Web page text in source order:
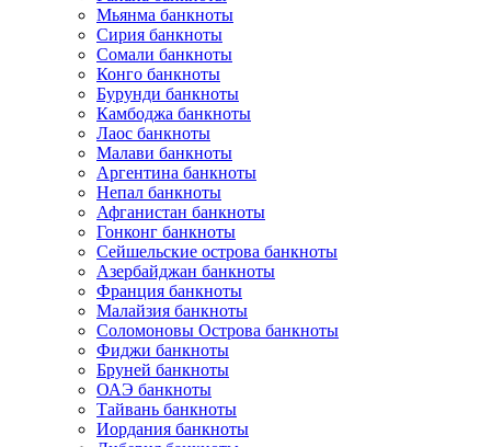
Мьянма банкноты
Сирия банкноты
Сомали банкноты
Конго банкноты
Бурунди банкноты
Камбоджа банкноты
Лаос банкноты
Малави банкноты
Аргентина банкноты
Непал банкноты
Афганистан банкноты
Гонконг банкноты
Сейшельские острова банкноты
Азербайджан банкноты
Франция банкноты
Малайзия банкноты
Соломоновы Острова банкноты
Фиджи банкноты
Бруней банкноты
ОАЭ банкноты
Тайвань банкноты
Иордания банкноты